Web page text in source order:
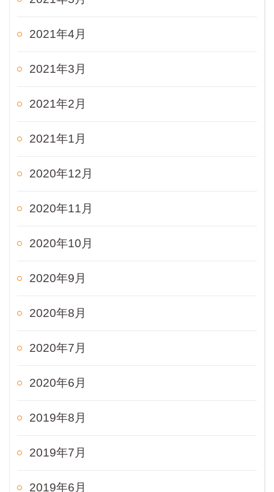
2021年4月
2021年3月
2021年2月
2021年1月
2020年12月
2020年11月
2020年10月
2020年9月
2020年8月
2020年7月
2020年6月
2019年8月
2019年7月
2019年6月